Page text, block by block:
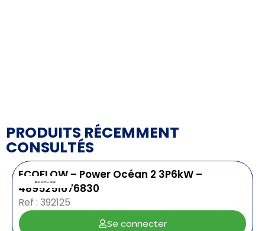
PRODUITS RÉCEMMENT
CONSULTÉS
ECOFLOW – Power Océan 2 3P6kW –
4895251676830
Ref : 392125
Se connecter